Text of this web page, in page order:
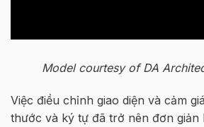
Model courtesy of DA
Việc điều chỉnh giao diện và cảm
thước và ký tự đã trở nên đơn giản